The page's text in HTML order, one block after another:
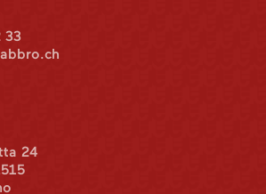
33
24